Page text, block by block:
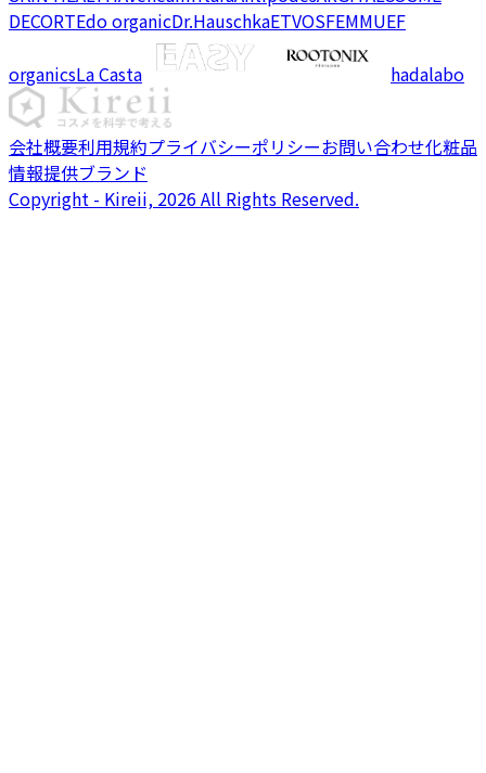
DECORTEdo organicDr.HauschkaETVOSFEMMUEF
organicsLa Casta hadalabo
会社概要利用規約プライバシーポリシーお問い合わせ化粧品
情報提供ブランド
Copyright - Kireii, 2026 All Rights Reserved.